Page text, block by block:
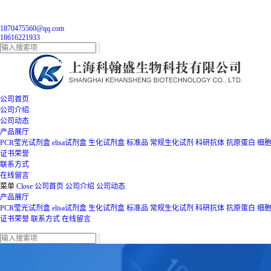
1870475560@qq.com
18616221933
公司首页
公司介绍
公司动态
产品展厅
PCR莹光试剂盒 elisa试剂盒 生化试剂盒 标准品 常规生化试剂 科研抗体 抗原蛋白 细胞
证书荣誉
联系方式
在线留言
菜单 Close 公司首页 公司介绍 公司动态
产品展厅
PCR莹光试剂盒 elisa试剂盒 生化试剂盒 标准品 常规生化试剂 科研抗体 抗原蛋白 细胞
证书荣誉 联系方式 在线留言